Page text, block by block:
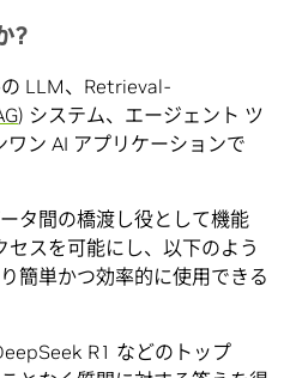
?
LLM、Retrieval-
) システム、エージェント ツ
ン AI アプリケーションで
タ間の橋渡し役として機能
セスを可能にし、以下のよう
簡単かつ効率的に使用できる
R1 などのトップ